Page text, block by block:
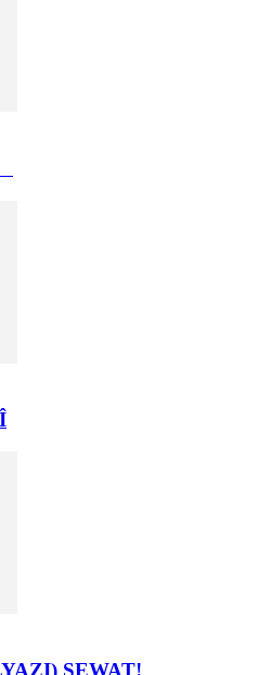
ŞEWAT!